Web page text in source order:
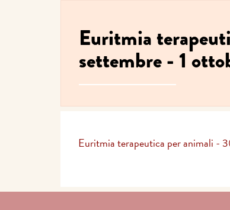
Euritmia
settembre - 1
Euritmia terapeutica per animali -